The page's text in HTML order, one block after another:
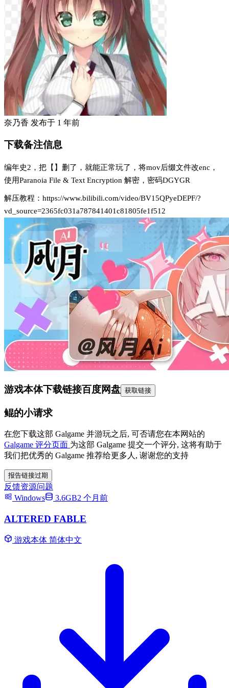
奈乃香 发布于 1 年前
下载备注信息
编年史2，把【】删了，就能正常玩了，将mov后缀文件改enc，
使用Paranoia File & Text Encryption 解密，密码DGYGR
解压教程：https://www.bilibili.com/video/BV15QPyeDEPF/?
vd_source=2365fc031a787841401c81805fe1f512
游戏本体下载链接百度网盘 获取链接
鲲的小请求
在您下载这部 Galgame 并游玩之后, 可否请您在本网站的
Galgame 评分页面 为这部 Galgame 提交一个评分, 这将有助于
我们把优秀的 Galgame 推荐给更多人, 谢谢您的支持
报告链接过期
反馈资源问题
Windows
3.6GB2 个月前
ALTERED FABLE
游戏本体 简体中文